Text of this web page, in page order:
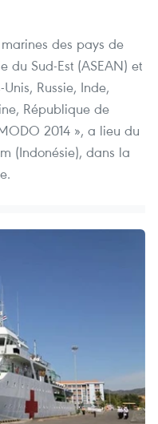
des pays de
du Sud-Est (ASEAN) et
Russie, Inde,
République de
2014 », a lieu du
(Indonésie), dans la